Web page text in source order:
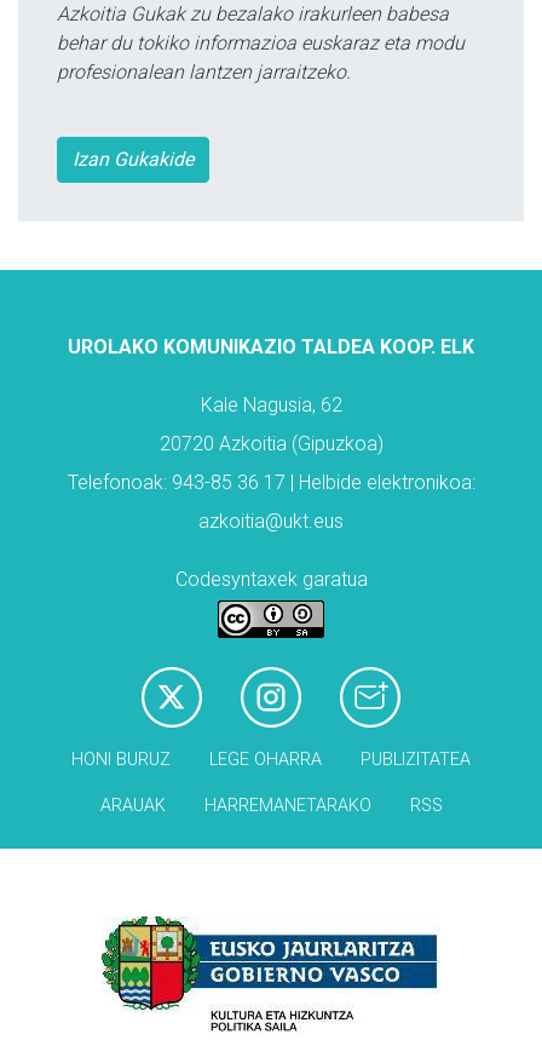
Azkoitia Gukak zu bezalako irakurleen babesa
behar du tokiko informazioa euskaraz eta modu
profesionalean lantzen jarraitzeko.
Izan Gukakide
UROLAKO KOMUNIKAZIO TALDEA KOOP. ELK
Kale Nagusia, 62
20720 Azkoitia (Gipuzkoa)
Telefonoak: 943-85 36 17 | Helbide elektronikoa:
azkoitia@ukt.eus
Codesyntaxek garatua
HONI BURUZ LEGE OHARRA PUBLIZITATEA
ARAUAK HARREMANETARAKO RSS